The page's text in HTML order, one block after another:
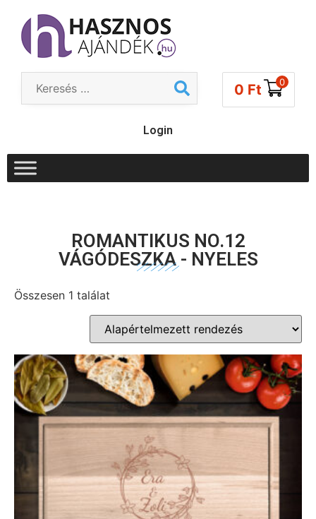
0 Ft 0
Login
ROMANTIKUS NO.12
VÁGÓDESZKA - NYELES
Összesen 1 találat